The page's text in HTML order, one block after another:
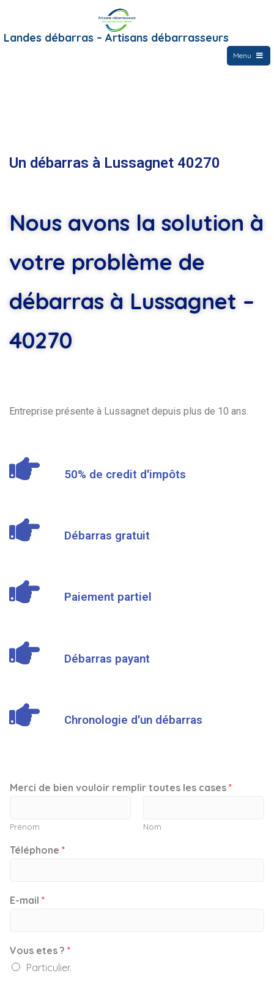
Landes débarras – Artisans débarrasseurs
Menu
Un débarras à Lussagnet 40270
Nous avons la solution à
votre problème de
débarras à Lussagnet –
40270
Entreprise présente à Lussagnet depuis plus de 10 ans.
50% de credit d'impôts
Débarras gratuit
Paiement partiel
Débarras payant
Chronologie d'un débarras
Merci de bien vouloir remplir toutes les cases *
Prénom Nom
Téléphone *
E-mail *
Vous etes ? *
Particulier.